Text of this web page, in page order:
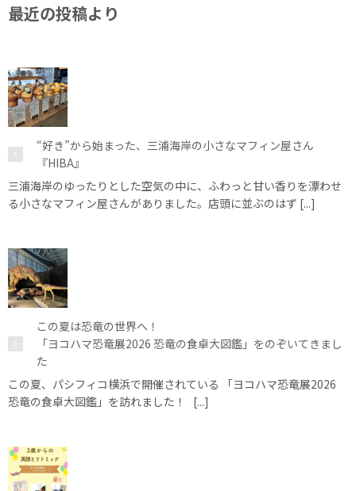
最近の投稿より
“好き”から始まった、三浦海岸の小さなマフィン屋さん
『HIBA』
三浦海岸のゆったりとした空気の中に、ふわっと甘い香りを漂わせ
る小さなマフィン屋さんがありました。店頭に並ぶのはず [...]
この夏は恐竜の世界へ！
「ヨコハマ恐竜展2026 恐竜の食卓大図鑑」をのぞいてきまし
た
この夏、パシフィコ横浜で開催されている 「ヨコハマ恐竜展2026
恐竜の食卓大図鑑」を訪れました！ [...]